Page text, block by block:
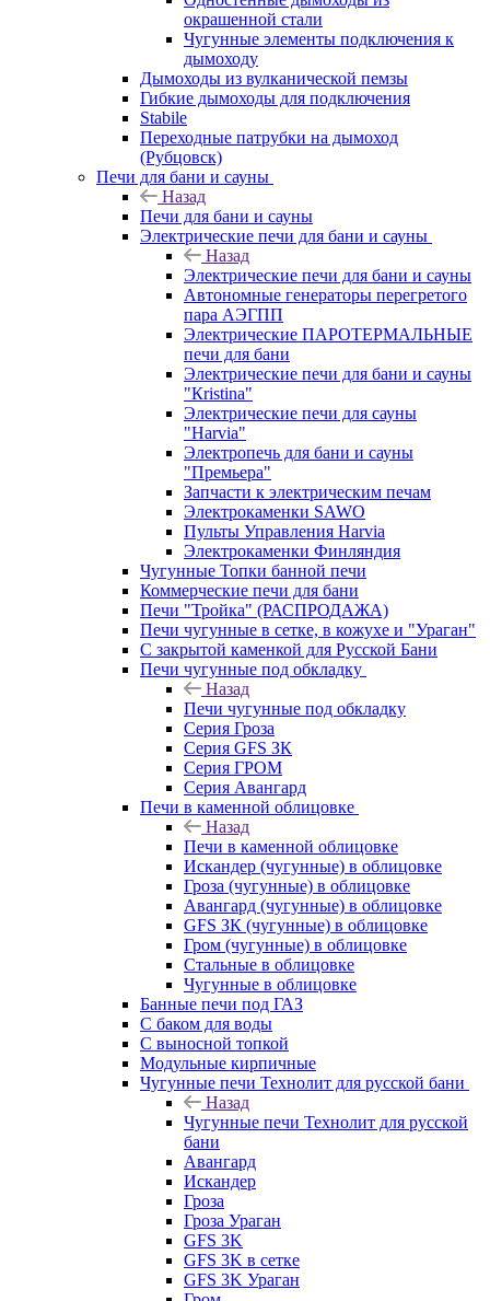
окрашенной стали
Чугунные элементы подключения к
дымоходу
Дымоходы из вулканической пемзы
Гибкие дымоходы для подключения
Stabile
Переходные патрубки на дымоход
(Рубцовск)
Печи для бани и сауны
Назад
Печи для бани и сауны
Электрические печи для бани и сауны
Назад
Электрические печи для бани и сауны
Автономные генераторы перегретого
пара АЭГПП
Электрические ПАРОТЕРМАЛЬНЫЕ
печи для бани
Электрические печи для бани и сауны
"Кristina"
Электрические печи для сауны
"Harvia"
Электропечь для бани и сауны
"Премьера"
Запчасти к электрическим печам
Электрокаменки SAWO
Пульты Управления Harvia
Электрокаменки Финляндия
Чугунные Топки банной печи
Коммерческие печи для бани
Печи "Тройка" (РАСПРОДАЖА)
Печи чугунные в сетке, в кожухе и "Ураган"
С закрытой каменкой для Русской Бани
Печи чугунные под обкладку
Назад
Печи чугунные под обкладку
Серия Гроза
Серия GFS ЗК
Серия ГРОМ
Серия Авангард
Печи в каменной облицовке
Назад
Печи в каменной облицовке
Искандер (чугунные) в облицовке
Гроза (чугунные) в облицовке
Авангард (чугунные) в облицовке
GFS ЗК (чугунные) в облицовке
Гром (чугунные) в облицовке
Стальные в облицовке
Чугунные в облицовке
Банные печи под ГАЗ
С баком для воды
С выносной топкой
Модульные кирпичные
Чугунные печи Технолит для русской бани
Назад
Чугунные печи Технолит для русской
бани
Авангард
Искандер
Гроза
Гроза Ураган
GFS 3K
GFS 3K в сетке
GFS 3K Ураган